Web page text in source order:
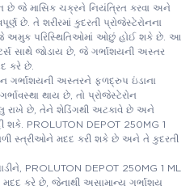
છે જે માસિક ચક્રને નિયંત્રિત કરવા અને
છે. તે શરીરમાં કુદરતી પ્રોજેસ્ટેરોનના
અમુક પરિસ્થિતિઓમાં ઓછું હોઈ શકે છે. આ
સાથે જોડાય છે, જે ગર્ભાશયની અસ્તર
કરે છે.
ગર્ભાશયની અસ્તરને ફળદ્રુપ ઇંડાના
થાય છે, તો પ્રોજેસ્ટેરોન
રાખે છે, તેને શેડિંગથી અટકાવે છે અને
શકે. PROLUTON DEPOT 250MG 1
સ્ત્રીઓને મદદ કરી શકે છે અને તે કુદરતી
PROLUTON DEPOT 250MG 1 ML
મદદ કરે છે, જેનાથી અસામાન્ય ગર્ભાશય